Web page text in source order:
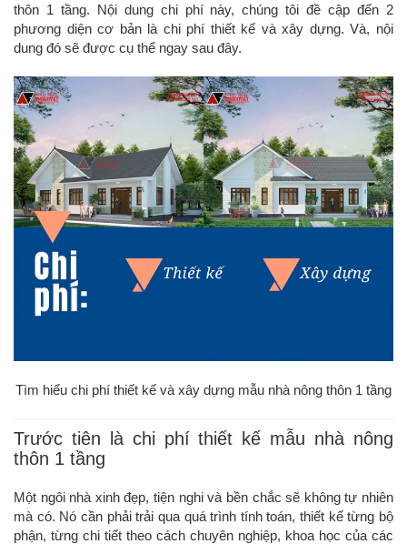
thôn 1 tầng. Nội dung chi phí này, chúng tôi đề cập đến 2
phương diện cơ bản là chi phí thiết kế và xây dựng. Và, nội
dung đó sẽ được cụ thể ngay sau đây.
Tìm hiểu chi phí thiết kế và xây dựng mẫu nhà nông thôn 1 tầng
Trước tiên là chi phí thiết kế mẫu nhà nông
thôn 1 tầng
Một ngôi nhà xinh đẹp, tiện nghi và bền chắc sẽ không tự nhiên
mà có. Nó cần phải trải qua quá trình tính toán, thiết kế từng bộ
phận, từng chi tiết theo cách chuyên nghiệp, khoa học của các